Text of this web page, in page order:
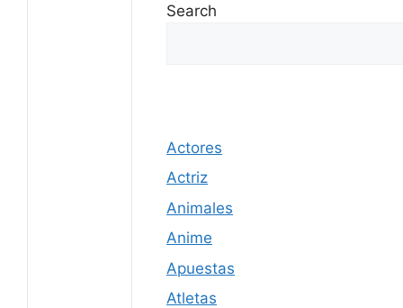
Search
Actores
Actriz
Animales
Anime
Apuestas
Atletas